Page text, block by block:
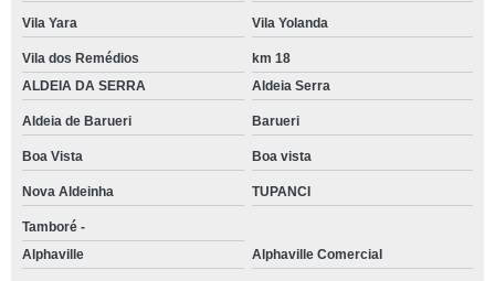
Vila Yara Vila Yolanda
Vila dos Remédios
km 18
ALDEIA DA SERRA
Aldeia Serra
Aldeia de Barueri Barueri
Boa Vista Boa vista
Nova Aldeinha TUPANCI
Tamboré -
Alphaville
Alphaville Comercial